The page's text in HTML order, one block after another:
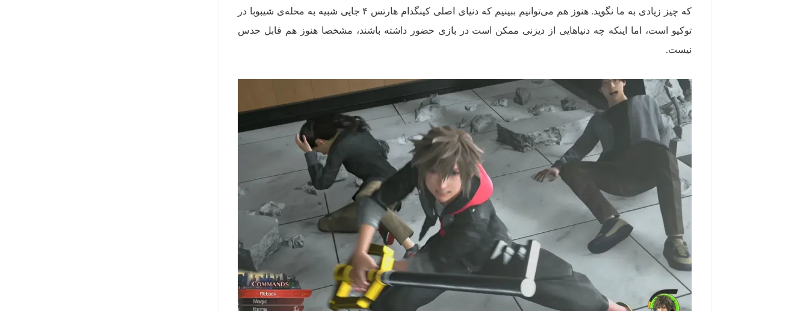
که چیز زیادی به ما نگوید. هنوز هم می‌توانیم ببینیم که دنیای اصلی کینگدام هارتس ۴ جایی شبیه به محله‌ی شیبوبا در
توکیو است، اما اینکه چه دنیاهایی از دیزنی ممکن است در بازی حضور داشته باشند، مشخصا هنوز هم قابل حدس
نیست.